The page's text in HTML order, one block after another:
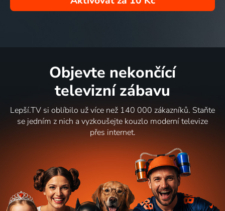
Objevte nekončící
televizní zábavu
Lepší.TV si oblíbilo už více než 140 000 zákazníků. Staňte
se jedním z nich a vyzkoušejte kouzlo moderní televize
přes internet.